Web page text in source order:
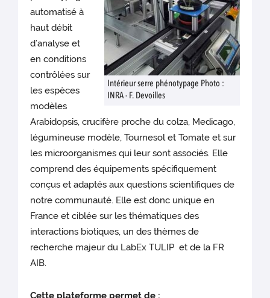
Intérieur serre phénotypage Photo :
INRA - F. Devoilles
automatisé à
haut débit
d’analyse et
en conditions
contrôlées sur
les espèces
modèles
Arabidopsis, crucifère proche du colza, Medicago,
légumineuse modèle, Tournesol et Tomate et sur
les microorganismes qui leur sont associés. Elle
comprend des équipements spécifiquement
conçus et adaptés aux questions scientifiques de
notre communauté. Elle est donc unique en
France et ciblée sur les thématiques des
interactions biotiques, un des thèmes de
recherche majeur du LabEx TULIP et de la FR
AIB.
Cette plateforme permet de :